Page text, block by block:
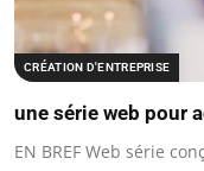
CRÉATION D'ENTREPRISE
une série web pour
EN BREF Web série